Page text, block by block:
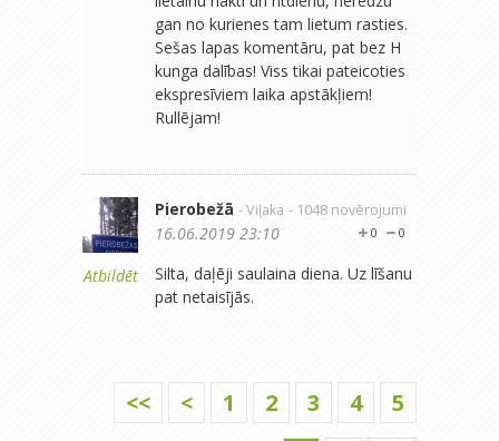
gan no kurienes tam lietum rasties.
Sešas lapas komentāru, pat bez H
kunga dalības! Viss tikai pateicoties
ekspresīviem laika apstākļiem!
Rullējam!
Atbildēt
Pierobežā - Viļaka - 1048 novērojumi
0
0
16.06.2019 23:10
Silta, daļēji saulaina diena. Uz līšanu
pat netaisījās.
<< < 1 2 3 4
5